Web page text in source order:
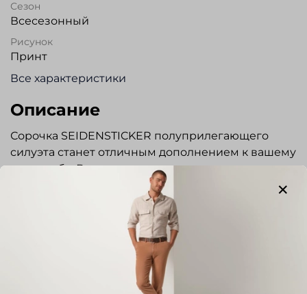
Сезон
Всесезонный
Рисунок
Принт
Все характеристики
Описание
Сорочка SEIDENSTICKER полуприлегающего
силуэта станет отличным дополнением к вашему
гардеробу. Выполнена из высококачественного
хлопка. Благодаря технологии NON-IRON ткань
быстро сохнет и практически не требует глажки.
Сорочка без кармана. Регулируемый манжет.
Прекрасно сочетается с классическим
костюмом, джинсами и трикотажем. Отличный
вариант для повседневной носки и
торжественных мероприятий. Выбирая рубашку